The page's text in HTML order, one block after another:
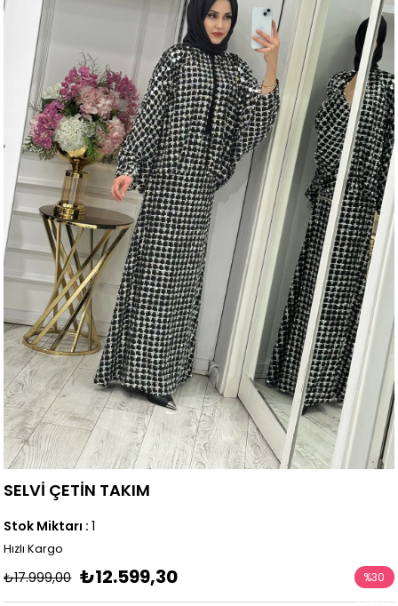
SELVİ ÇETİN TAKIM
Stok Miktarı : 1
Hızlı Kargo
₺17.999,00 ₺12.599,30 %30
İndirim